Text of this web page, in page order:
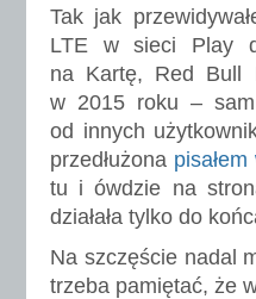
Tak jak
LTE w sieci Play
na Kartę, Red Bull
w 2015 roku –
od innych
przedłużona
tu i ówdzie na
działała tylko do
Na szczęście nadal
trzeba pamiętać, że